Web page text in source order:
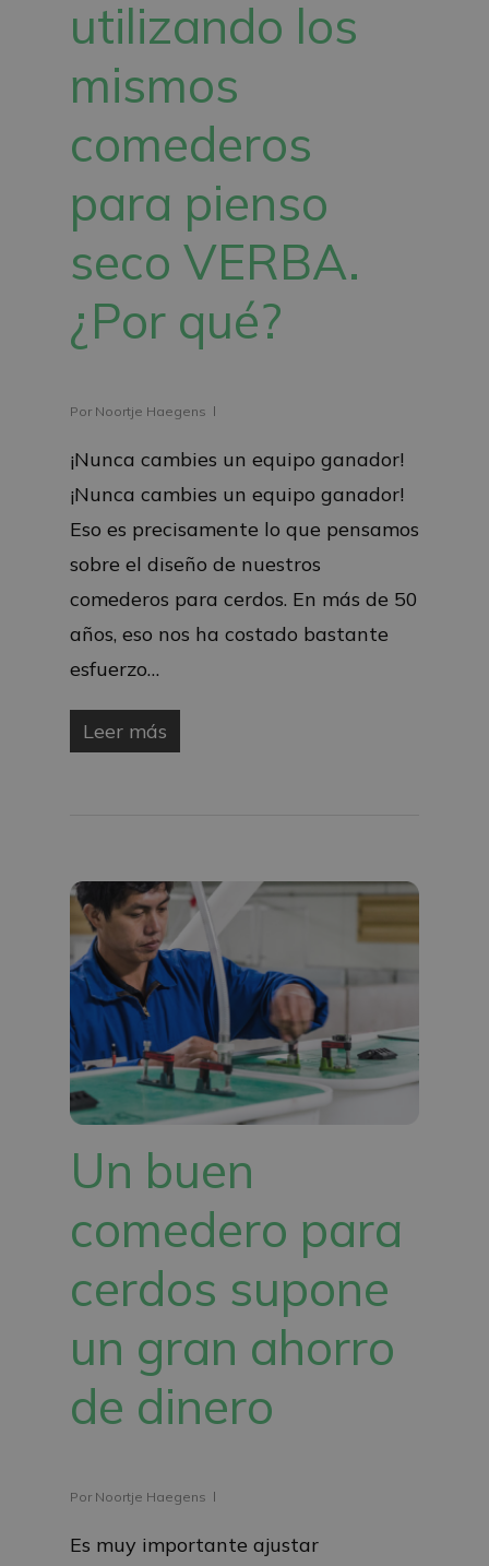
utilizando los
mismos
comederos
para pienso
seco VERBA.
¿Por qué?
Por Noortje Haegens
¡Nunca cambies un equipo ganador!
¡Nunca cambies un equipo ganador!
Eso es precisamente lo que pensamos
sobre el diseño de nuestros
comederos para cerdos. En más de 50
años, eso nos ha costado bastante
esfuerzo…
Leer más
Un buen
comedero para
cerdos supone
un gran ahorro
de dinero
Por Noortje Haegens
Es muy importante ajustar